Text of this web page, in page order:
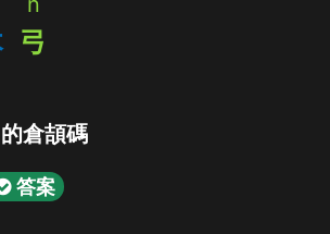
弓
倉頡碼
答案